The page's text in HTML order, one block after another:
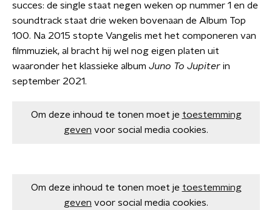
succes: de single staat negen weken op nummer 1 en de
soundtrack staat drie weken bovenaan de Album Top
100. Na 2015 stopte Vangelis met het componeren van
filmmuziek, al bracht hij wel nog eigen platen uit
waaronder het klassieke album Juno To Jupiter in
september 2021.
Om deze inhoud te tonen moet je toestemming
geven voor social media cookies.
Om deze inhoud te tonen moet je toestemming
geven voor social media cookies.